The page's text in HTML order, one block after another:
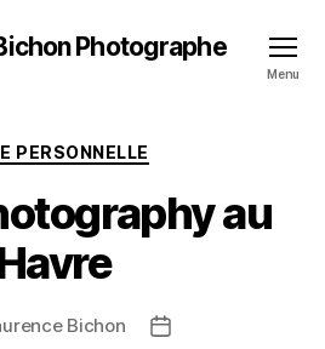
Photographe
Menu
Categories
PERSONNELLE
au
Bichon
Post